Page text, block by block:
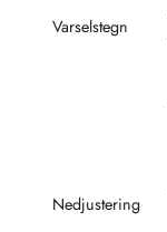
Varselstegn
Nedjustering